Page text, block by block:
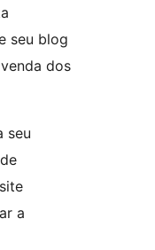
seu blog
dos
seu
a